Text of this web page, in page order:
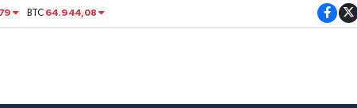
BTC 64.944,08